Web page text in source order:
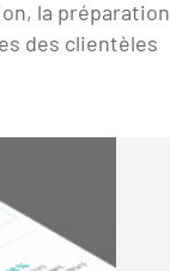
la préparation
des clientèles